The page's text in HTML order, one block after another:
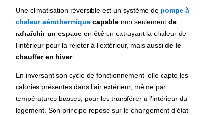
Une climatisation réversible est un système de pompe à
chaleur aérothermique capable non seulementde
rafraîchir un espace en étéen extrayant la chaleur de
l’intérieur pour la rejeter à l’extérieur, mais ausside le
chauffer en hiver.
En inversant son cycle de fonctionnement, elle capte les
calories présentes dans l’air extérieur, même par
températures basses, pour les transférer à l’intérieur du
logement. Son principe repose sur le changement d’état